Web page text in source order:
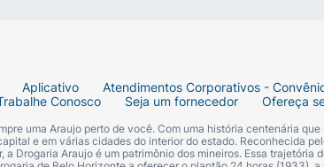
Aplicativo Atendimentos Corporativos -
Conosco Seja um fornecedor Ofereça
uma Araujo perto de você. Com uma história centenária
e em várias cidades do interior do estado. Reconhecida
Drogaria Araujo é um patrimônio dos mineiros. Essa trajetória